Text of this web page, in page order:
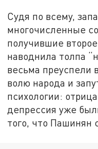
Судя по всему,
многочисленные
получившие
наводнила толпа
весьма преуспели
волю народа и
психологии:
депрессия уже
того, что Пашинян